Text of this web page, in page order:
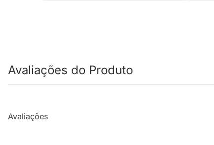
Avaliações do Produto
Avaliações